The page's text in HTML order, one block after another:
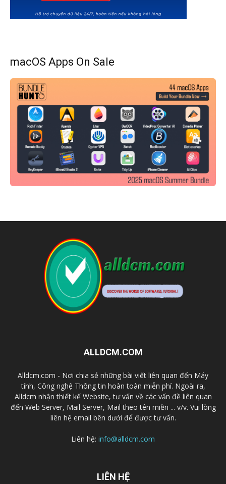
macOS Apps On Sale
ALLDCM.COM
Alldcm.com - Nơi chia sẻ những bài viết liên quan đến Máy
tính, Công nghệ Thông tin hoàn toàn miễn phí. Ngoài ra,
Alldcm nhận thiết kế Website, tư vấn về các vấn đề liên quan
đến Web Server, Mail Server, Mail theo tên miền ... v/v. Vui lòng
liên hệ email bên dưới để được tư vấn.
Liên hệ: info@alldcm.com
LIÊN HỆ